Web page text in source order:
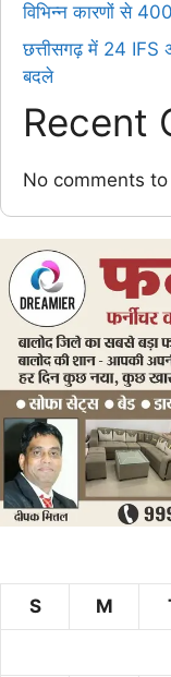
विभिन्न कारणों से
छत्तीसगढ़ में 24 IFS
बदले
Recent
No comments
S
M